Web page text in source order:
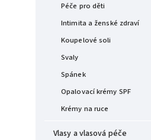
Péče pro děti
Intimita a ženské zdraví
Koupelové soli
Svaly
Spánek
Opalovací krémy SPF
Krémy na ruce
Vlasy a vlasová péče